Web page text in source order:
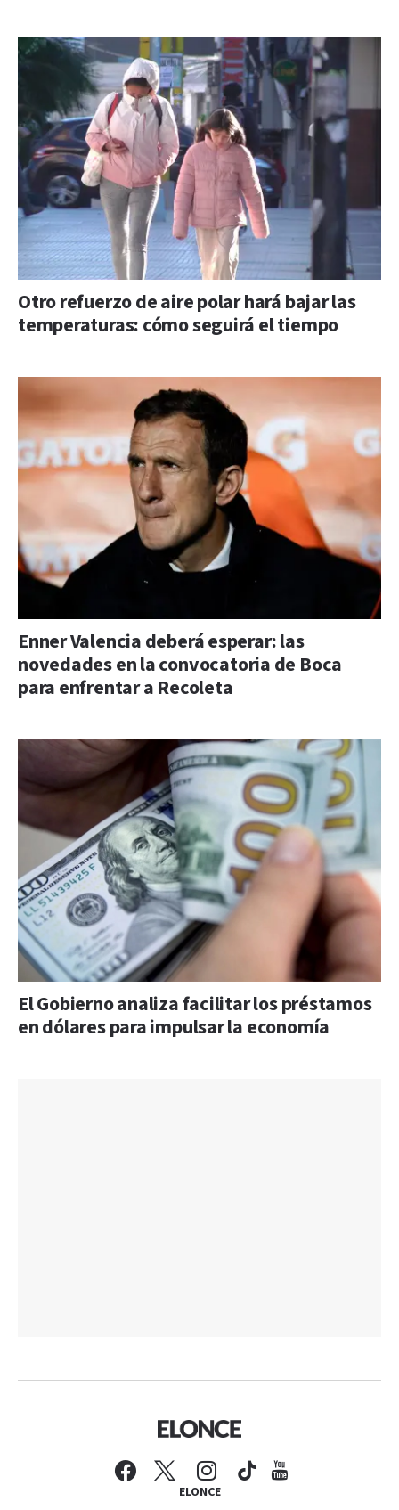
Otro refuerzo de aire polar hará bajar las
temperaturas: cómo seguirá el tiempo
Enner Valencia deberá esperar: las
novedades en la convocatoria de Boca
para enfrentar a Recoleta
El Gobierno analiza facilitar los préstamos
en dólares para impulsar la economía
ELONCE